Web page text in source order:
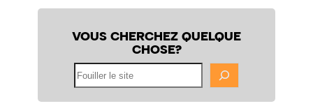
VOUS CHERCHEZ QUELQUE
CHOSE?